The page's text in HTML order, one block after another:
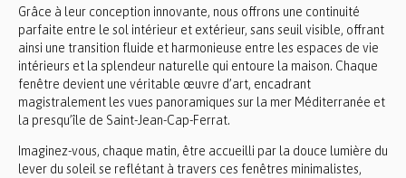
Grâce à leur conception innovante, nous offrons une continuité
parfaite entre le sol intérieur et extérieur, sans seuil visible, offrant
ainsi une transition fluide et harmonieuse entre les espaces de vie
intérieurs et la splendeur naturelle qui entoure la maison. Chaque
fenêtre devient une véritable œuvre d’art, encadrant
magistralement les vues panoramiques sur la mer Méditerranée et
la presqu’île de Saint-Jean-Cap-Ferrat.
Imaginez-vous, chaque matin, être accueilli par la douce lumière du
lever du soleil se reflétant à travers ces fenêtres minimalistes,